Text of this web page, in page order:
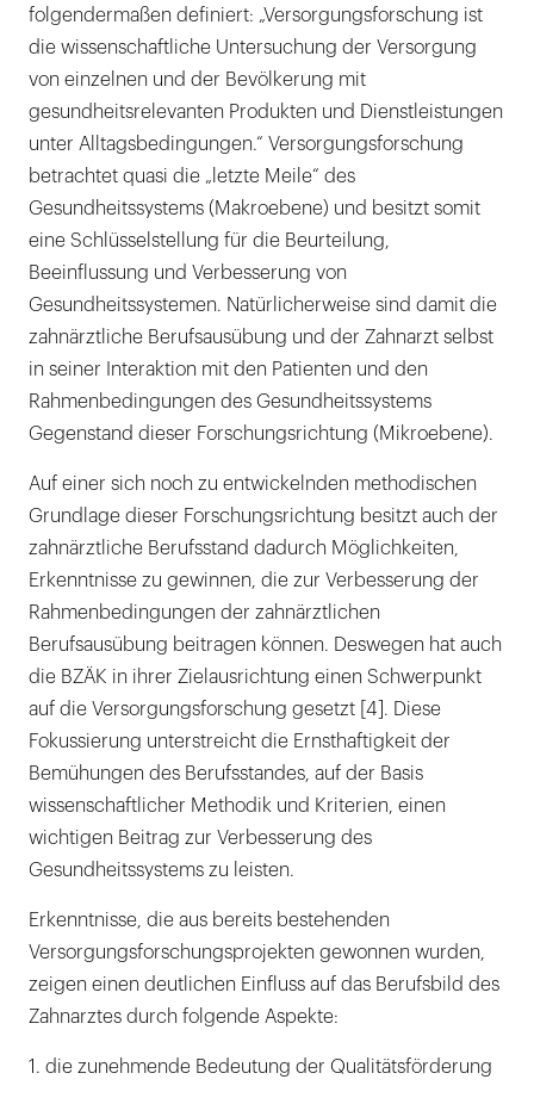
folgendermaßen definiert: „Versorgungsforschung ist
die wissenschaftliche Untersuchung der Versorgung
von einzelnen und der Bevölkerung mit
gesundheitsrelevanten Produkten und Dienstleistungen
unter Alltagsbedingungen.“ Versorgungsforschung
betrachtet quasi die „letzte Meile“ des
Gesundheitssystems (Makroebene) und besitzt somit
eine Schlüsselstellung für die Beurteilung,
Beeinflussung und Verbesserung von
Gesundheitssystemen. Natürlicherweise sind damit die
zahnärztliche Berufsausübung und der Zahnarzt selbst
in seiner Interaktion mit den Patienten und den
Rahmenbedingungen des Gesundheitssystems
Gegenstand dieser Forschungsrichtung (Mikroebene).
Auf einer sich noch zu entwickelnden methodischen
Grundlage dieser Forschungsrichtung besitzt auch der
zahnärztliche Berufsstand dadurch Möglichkeiten,
Erkenntnisse zu gewinnen, die zur Verbesserung der
Rahmenbedingungen der zahnärztlichen
Berufsausübung beitragen können. Deswegen hat auch
die BZÄK in ihrer Zielausrichtung einen Schwerpunkt
auf die Versorgungsforschung gesetzt [4]. Diese
Fokussierung unterstreicht die Ernsthaftigkeit der
Bemühungen des Berufsstandes, auf der Basis
wissenschaftlicher Methodik und Kriterien, einen
wichtigen Beitrag zur Verbesserung des
Gesundheitssystems zu leisten.
Erkenntnisse, die aus bereits bestehenden
Versorgungsforschungsprojekten gewonnen wurden,
zeigen einen deutlichen Einfluss auf das Berufsbild des
Zahnarztes durch folgende Aspekte:
1. die zunehmende Bedeutung der Qualitätsförderung